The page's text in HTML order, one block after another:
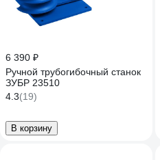
6 390 ₽
Ручной трубогибочный станок
ЗУБР 23510
4.3(19)
В корзину